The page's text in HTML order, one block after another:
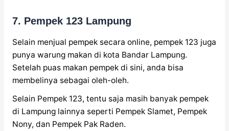
7. Pempek 123 Lampung
Selain menjual pempek secara online, pempek 123 juga
punya warung makan di kota Bandar Lampung.
Setelah puas makan pempek di sini, anda bisa
membelinya sebagai oleh-oleh.
Selain Pempek 123, tentu saja masih banyak pempek
di Lampung lainnya seperti Pempek Slamet, Pempek
Nony, dan Pempek Pak Raden.